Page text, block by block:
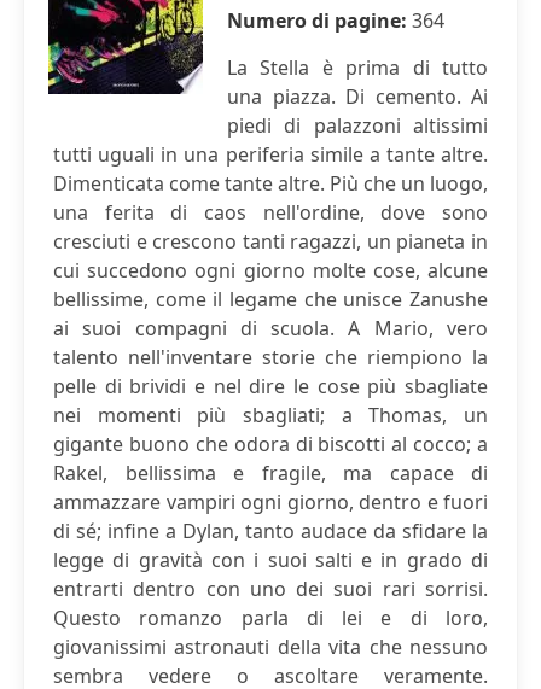
Numero di pagine: 364
La Stella è prima di tutto
una piazza. Di cemento. Ai
piedi di palazzoni altissimi
tutti uguali in una periferia simile a tante altre.
Dimenticata come tante altre. Più che un luogo,
una ferita di caos nell'ordine, dove sono
cresciuti e crescono tanti ragazzi, un pianeta in
cui succedono ogni giorno molte cose, alcune
bellissime, come il legame che unisce Zanushe
ai suoi compagni di scuola. A Mario, vero
talento nell'inventare storie che riempiono la
pelle di brividi e nel dire le cose più sbagliate
nei momenti più sbagliati; a Thomas, un
gigante buono che odora di biscotti al cocco; a
Rakel, bellissima e fragile, ma capace di
ammazzare vampiri ogni giorno, dentro e fuori
di sé; infine a Dylan, tanto audace da sfidare la
legge di gravità con i suoi salti e in grado di
entrarti dentro con uno dei suoi rari sorrisi.
Questo romanzo parla di lei e di loro,
giovanissimi astronauti della vita che nessuno
sembra vedere o ascoltare veramente.